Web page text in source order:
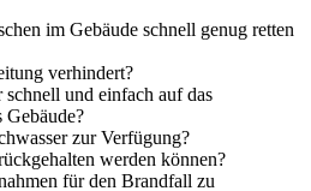
im Gebäude schnell genug retten
verhindert?
und einfach auf das
Gebäude?
zur Verfügung?
werden können?
für den Brandfall zu